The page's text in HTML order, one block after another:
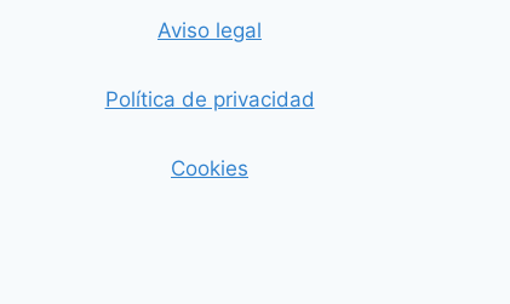
Aviso legal
Política de privacidad
Cookies